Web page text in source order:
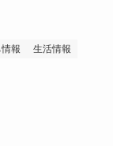
報
生活情報